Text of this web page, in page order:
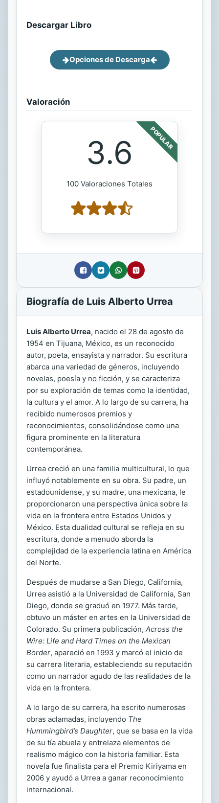
Descargar Libro
Opciones de Descarga
Valoración
POPULAR
3.6
100 Valoraciones Totales
Biografía de Luis Alberto Urrea
Luis Alberto Urrea, nacido el 28 de agosto de
1954 en Tijuana, México, es un reconocido
autor, poeta, ensayista y narrador. Su escritura
abarca una variedad de géneros, incluyendo
novelas, poesía y no ficción, y se caracteriza
por su exploración de temas como la identidad,
la cultura y el amor. A lo largo de su carrera, ha
recibido numerosos premios y
reconocimientos, consolidándose como una
figura prominente en la literatura
contemporánea.
Urrea creció en una familia multicultural, lo que
influyó notablemente en su obra. Su padre, un
estadounidense, y su madre, una mexicana, le
proporcionaron una perspectiva única sobre la
vida en la frontera entre Estados Unidos y
México. Esta dualidad cultural se refleja en su
escritura, donde a menudo aborda la
complejidad de la experiencia latina en América
del Norte.
Después de mudarse a San Diego, California,
Urrea asistió a la Universidad de California, San
Diego, donde se graduó en 1977. Más tarde,
obtuvo un máster en artes en la Universidad de
Colorado. Su primera publicación, Across the
Wire: Life and Hard Times on the Mexican
Border, apareció en 1993 y marcó el inicio de
su carrera literaria, estableciendo su reputación
como un narrador agudo de las realidades de la
vida en la frontera.
A lo largo de su carrera, ha escrito numerosas
obras aclamadas, incluyendo The
Hummingbird’s Daughter, que se basa en la vida
de su tía abuela y entrelaza elementos de
realismo mágico con la historia familiar. Esta
novela fue finalista para el Premio Kiriyama en
2006 y ayudó a Urrea a ganar reconocimiento
internacional.